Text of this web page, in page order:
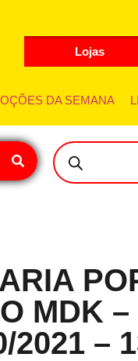
Lojas
DA SEMANA
MDK
2021 –